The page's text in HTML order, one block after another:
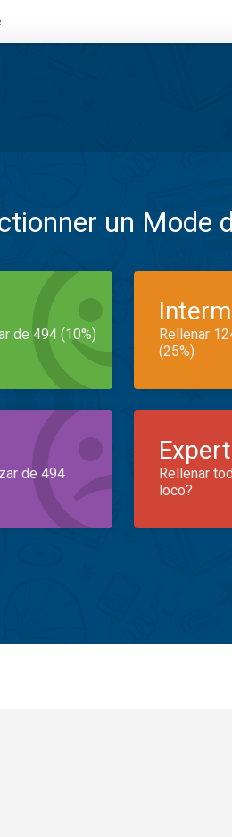
un Mode
de 494 (10%)
Rellenar
(25%)
de 494
Expert
Rellenar
loco?